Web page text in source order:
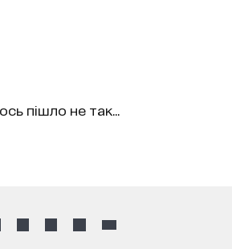
пішло не так...